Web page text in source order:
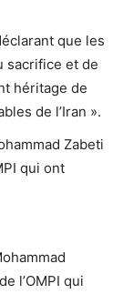
que les
sacrifice et de
héritage de
de l’Iran ».
Zabeti
qui ont
l’OMPI qui